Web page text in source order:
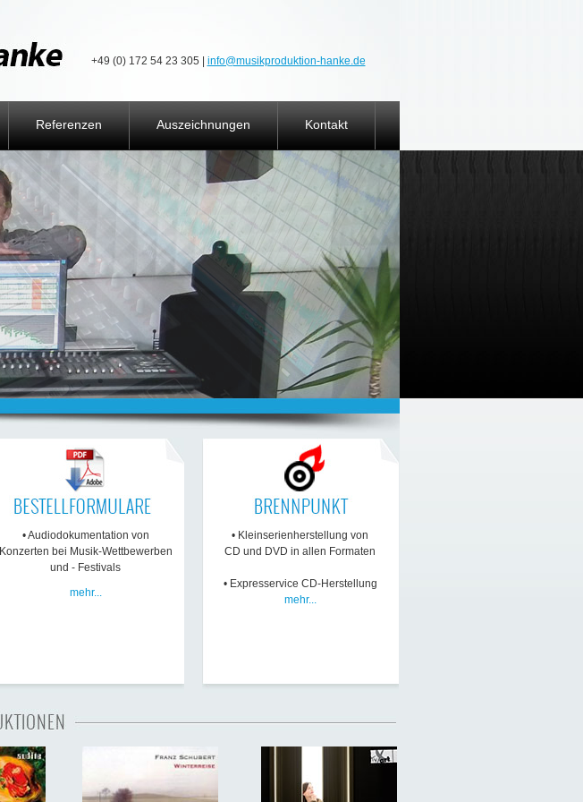
+49 (0) 172 54 23 305 | info@musikproduktion-hanke.de
Referenzen Auszeichnungen Kontakt
• Audiodokumentation von
Konzerten bei Musik-Wettbewerben
und - Festivals
mehr...
• Kleinserienherstellung von
CD und DVD in allen Formaten
• Expresservice CD-Herstellung
mehr...